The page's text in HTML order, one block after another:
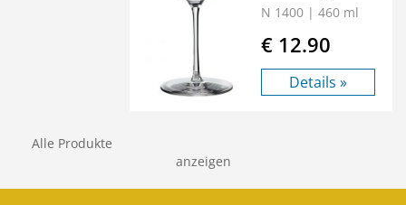
N 1400 | 460 ml
€ 12.90
Details »
Alle Produkte
anzeigen